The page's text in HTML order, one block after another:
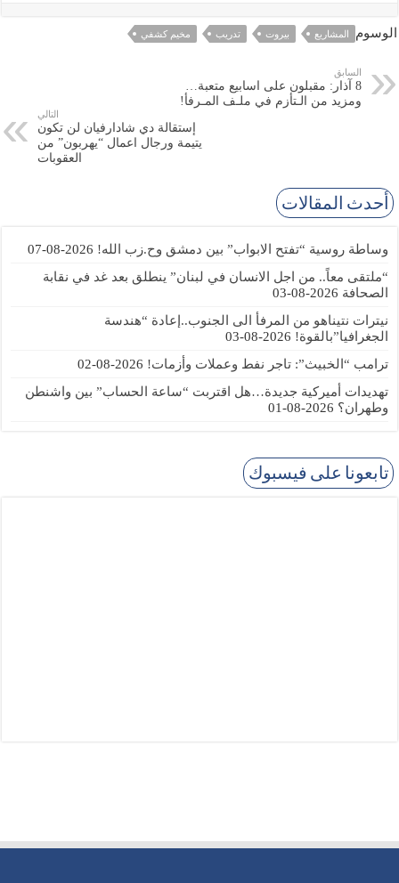
الوسوم المشاريع بيروت تدريب مخيم كشفي
السابق
8 آذار: مقبلون على اسابيع متعبة…
ومزيد من الـتأزم في ملـف المـرفأ!
التالي
إستقالة دي شادارفيان لن تكون
يتيمة ورجال اعمال “يهربون” من
العقوبات
أحدث المقالات
وساطة روسية “تفتح الابواب” بين دمشق وح.زب الله! 2026-08-07
“ملتقى معاً.. من اجل الانسان في لبنان” ينطلق بعد غد في نقابة
الصحافة 2026-08-03
نيترات نتيناهو من المرفأ الى الجنوب..إعادة “هندسة
الجغرافيا”بالقوة! 2026-08-03
ترامب “الخبيث”: تاجر نفط وعملات وأزمات! 2026-08-02
تهديدات أميركية جديدة…هل اقتربت “ساعة الحساب” بين واشنطن
وطهران؟ 2026-08-01
تابعونا على فيسبوك